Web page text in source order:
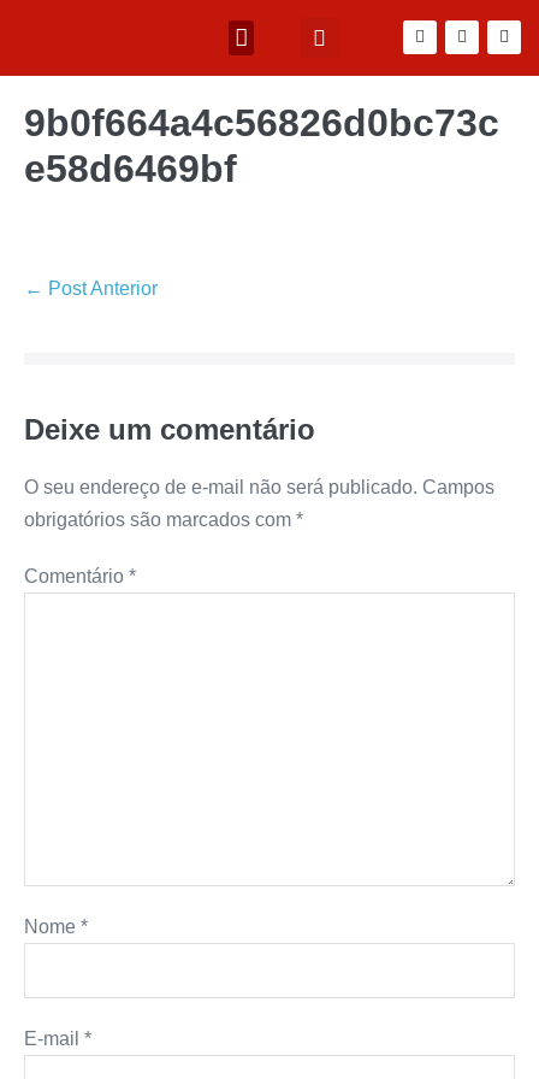
9b0f664a4c56826d0bc73c
e58d6469bf
← Post Anterior
Deixe um comentário
O seu endereço de e-mail não será publicado. Campos
obrigatórios são marcados com *
Comentário *
Nome *
E-mail *